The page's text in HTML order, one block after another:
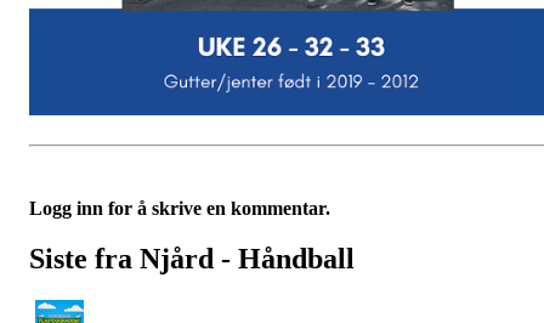
Logg inn for å skrive en kommentar.
Siste fra Njård - Håndball